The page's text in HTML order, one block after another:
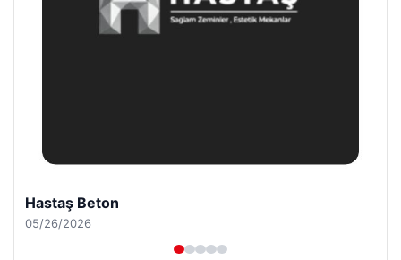
Prenses Night Club
04/29/2026